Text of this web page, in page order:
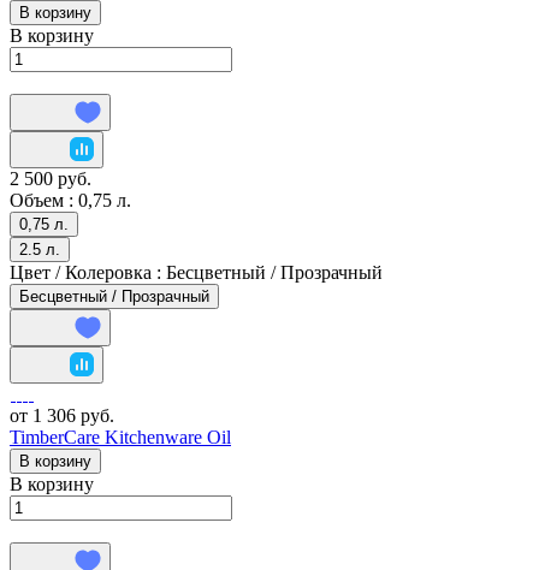
В корзину
В корзину
2 500 руб.
Объем : 0,75 л.
0,75 л.
2.5 л.
Цвет / Колеровка : Бесцветный / Прозрачный
Бесцветный / Прозрачный
от 1 306 руб.
TimberCare Kitchenware Oil
В корзину
В корзину